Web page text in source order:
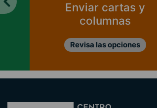
Enviar cartas y
columnas
Revisa las opciones